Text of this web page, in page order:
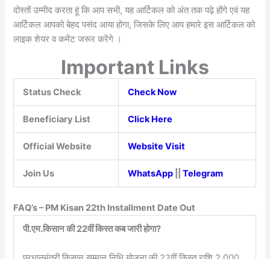
दोस्तों उम्मीद करता हूं कि आप सभी, यह आर्टिकल को अंत तक पढ़े होंगे एवं यह
आर्टिकल आपको बेहद पसंद आया होगा, जिसके लिए आप हमारे इस आर्टिकल को
लाइक शेयर व कमेंट जरूर करेंगे ।
Important Links
Status Check Check Now
Beneficiary List Click Here
Official Website Website Visit
Join Us WhatsApp ||Telegram
FAQ’s – PM Kisan 22th Installment Date Out
पी.एम.किसान की 22वीं किस्त कब जारी होगा?